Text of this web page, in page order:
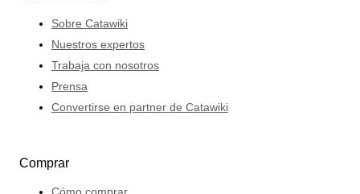
Sobre Catawiki
Nuestros expertos
Trabaja con nosotros
Prensa
Convertirse en partner de Catawiki
Comprar
Cómo comprar